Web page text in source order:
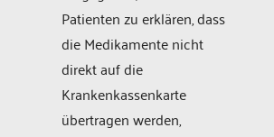
Patienten zu erklären, dass
die Medikamente nicht
direkt auf die
Krankenkassenkarte
übertragen werden,